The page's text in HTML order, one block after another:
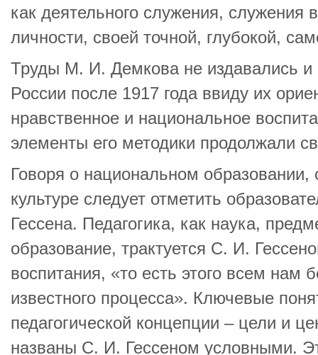
как деятельного служения, служения
личности, своей точной, глубокой,
Труды М. И. Демкова не издавались и
России после 1917 года ввиду их
нравственное и национальное
элементы его методики продолжали
Говоря о национальном
культуре следует отметить
Гессена. Педагогика, как наука,
образование, трактуется С. И.
воспитания, «то есть этого всем нам
известного процесса». Ключевые
педагогической концепции – цели и
названы С. И. Гессеном условными.